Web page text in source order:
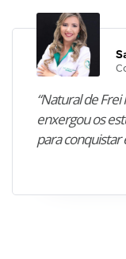
“Natural de Frei
enxergou os
para conquistar